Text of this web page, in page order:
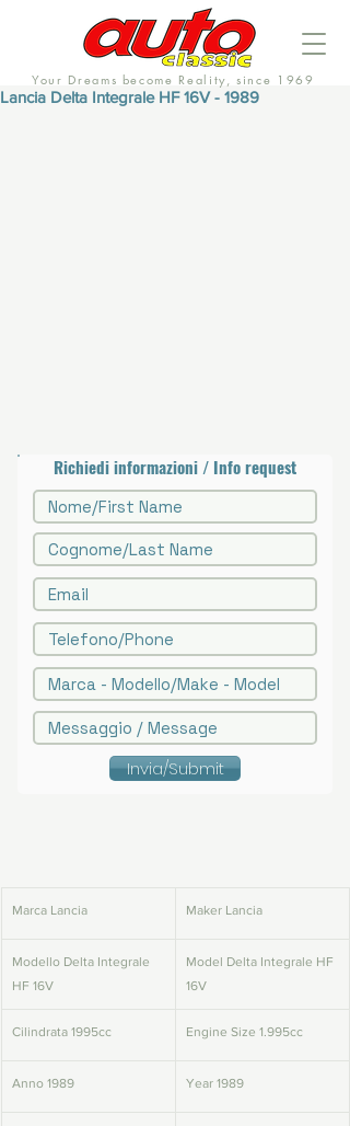
Your Dreams become Reality, since 1969
Lancia Delta Integrale HF 16V - 1989
Marca Lancia Maker Lancia
Modello Delta Integrale
HF 16V
Model Delta Integrale HF
16V
Cilindrata 1995cc Engine Size 1.995cc
Anno 1989 Year 1989
Richiedi informazioni / Info request
Invia/Submit